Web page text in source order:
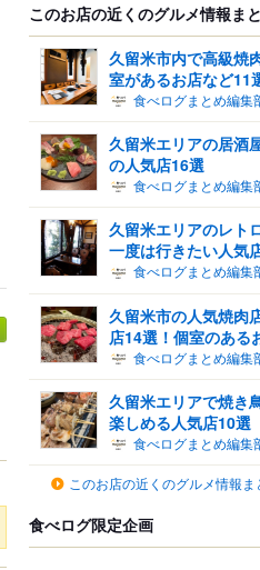
このお店の近くのグルメ情報ま
久留米市内で高級焼
室があるお店など11
食べログまとめ編集
久留米エリアの居酒
の人気店16選
食べログまとめ編集
久留米エリアのレト
一度は行きたい人気
食べログまとめ編集
久留米市の人気焼肉
店14選！個室のある
食べログまとめ編集
久留米エリアで焼き
楽しめる人気店10選
食べログまとめ編集
このお店の近くのグルメ情報
食べログ限定企画